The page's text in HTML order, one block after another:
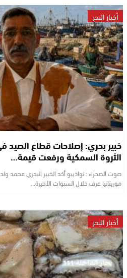
أخبار البحر
خبير بحري: إصلاحات قطاع الصيد
الثروة السمكية ورفعت قيمة…
صوت الصحراء : نواذيبو أكد الخبير البحري محمد
موريتانيا عرف خلال السنوات الأخيرة…
أخبار البحر